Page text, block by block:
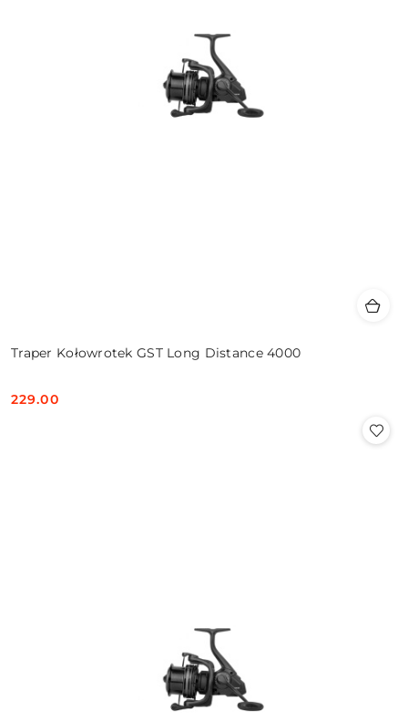
Traper Kołowrotek GST Long Distance 4000
Cena:
229.00